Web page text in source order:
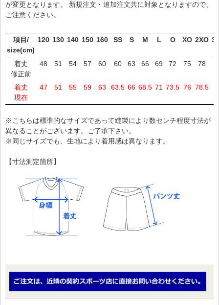
が変更となります。 新規注文・追加注文共に対象となりますので、
ご注意ください。
項目/
size(cm)
120 130 140 150 160 SS S M L O XO 2XO
着丈
修正前
48 51 54 57 60 60 63 66 69 72 75 78
着丈
現在
47 51 55 59 63 63.5 66 68.5 71 73.5 76 78.5
※こちらは標準的なサイズであって縫製により数センチ程度寸法が
異なることがございます。ご了承下さい。
※同じサイズでも、生地により着用感は異なります。
【寸法測定箇所】